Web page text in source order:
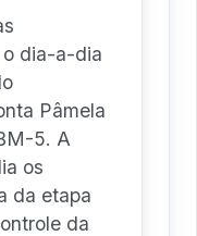
o dia-a-dia
Pâmela
5. A
os
da etapa
da